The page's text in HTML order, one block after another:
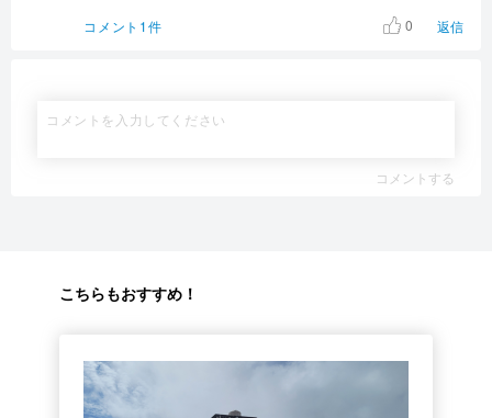
コメント1件
0 返信
コメントする
こちらもおすすめ！